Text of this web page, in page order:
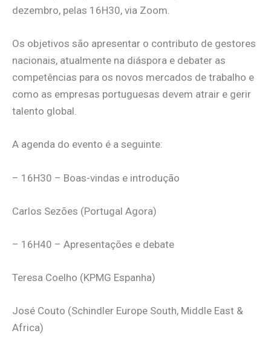
dezembro, pelas 16H30, via Zoom.
Os objetivos são apresentar o contributo de gestores
nacionais, atualmente na diáspora e debater as
competências para os novos mercados de trabalho e
como as empresas portuguesas devem atrair e gerir
talento global.
A agenda do evento é a seguinte:
– 16H30 – Boas-vindas e introdução
Carlos Sezões (Portugal Agora)
– 16H40 – Apresentações e debate
Teresa Coelho (KPMG Espanha)
José Couto (Schindler Europe South, Middle East &
Africa)